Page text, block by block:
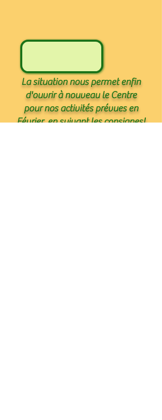
La situation nous permet enfin
d'ouvrir à nouveau le Centre
pour nos activités prévues en
Février, en suivant les consignes!